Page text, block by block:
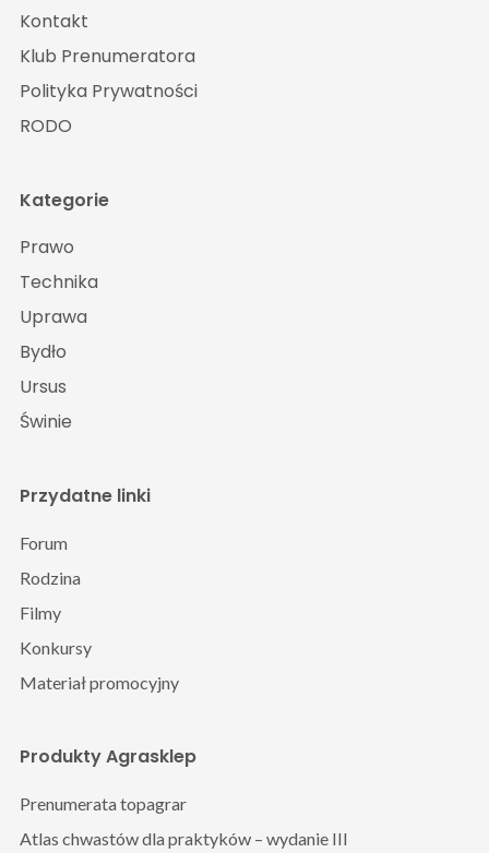
Kontakt
Klub Prenumeratora
Polityka Prywatności
RODO
Kategorie
Prawo
Technika
Uprawa
Bydło
Ursus
Świnie
Produkty Agrasklep
Prenumerata topagrar
Atlas chwastów dla praktyków – wydanie III
Przydatne linki
Forum
Rodzina
Filmy
Konkursy
Materiał promocyjny